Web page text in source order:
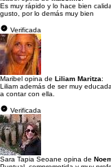
Es muy rápido y lo hace bien
gusto, por lo demás muy bien
Verificada
Maribel opina de Liliam Maritza:
Liliam además de ser muy
a contar con ella.
Verificada
Sara Tapia Seoane opina de